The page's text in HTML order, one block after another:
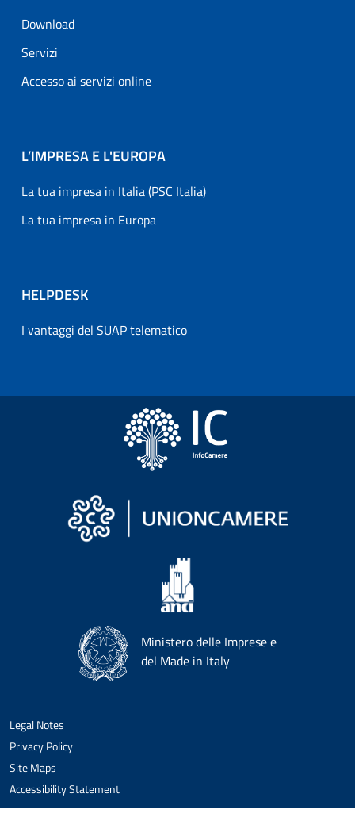
Download
Servizi
Accesso ai servizi online
L’IMPRESA E L'EUROPA
La tua impresa in Italia (PSC Italia)
La tua impresa in Europa
HELPDESK
I vantaggi del SUAP telematico
Ministero delle Imprese e
del Made in Italy
Legal Notes
Privacy Policy
Site Maps
Accessibility Statement